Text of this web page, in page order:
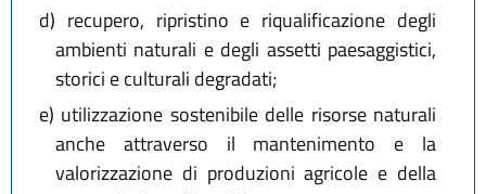
d) recupero, ripristino e riqualificazione degli
ambienti naturali e degli assetti paesaggistici,
storici e culturali degradati;
e) utilizzazione sostenibile delle risorse naturali
anche attraverso il mantenimento e la
valorizzazione di produzioni agricole e della